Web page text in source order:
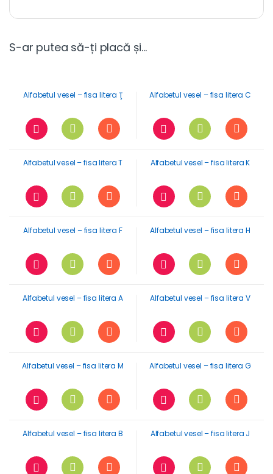
S-ar putea să-ți placă și…
Alfabetul vesel – fisa litera Ţ Alfabetul vesel – fisa litera C
Alfabetul vesel – fisa litera T Alfabetul vesel – fisa litera K
Alfabetul vesel – fisa litera F Alfabetul vesel – fisa litera H
Alfabetul vesel – fisa litera A Alfabetul vesel – fisa litera V
Alfabetul vesel – fisa litera M Alfabetul vesel – fisa litera G
Alfabetul vesel – fisa litera B Alfabetul vesel – fisa litera J